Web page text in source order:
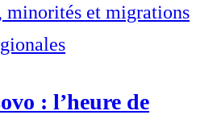
minorités et migrations
: l’heure de